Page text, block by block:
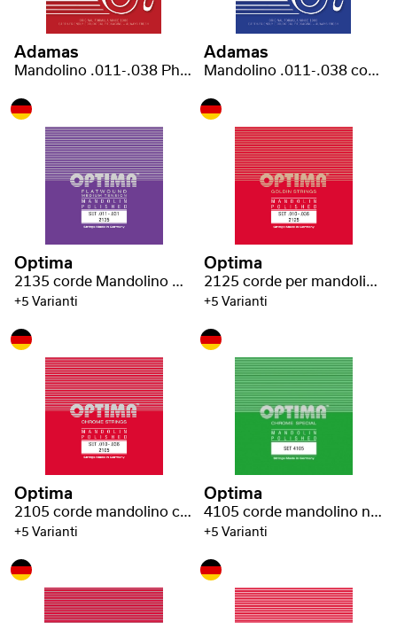
Adamas
Mandolino .011-.038 Phosphor Bronze
Adamas
Mandolino .011-.038 coated Phosphor Bronze
Optima
2135 corde Mandolino Nickel flatwound polished
+5 Varianti
Optima
2125 corde per mandolino Goldin flatwound polished
+5 Varianti
Optima
2105 corde mandolino cromate flatwound lucide
+5 Varianti
Optima
4105 corde mandolino nickel cromato flatwound lucido
+5 Varianti